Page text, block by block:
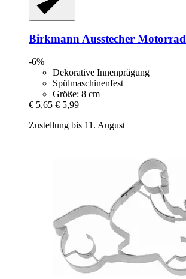
Birkmann Ausstecher Motorrad
-6%
Dekorative Innenprägung
Spülmaschinenfest
Größe: 8 cm
€ 5,65 € 5,99
Zustellung bis 11. August